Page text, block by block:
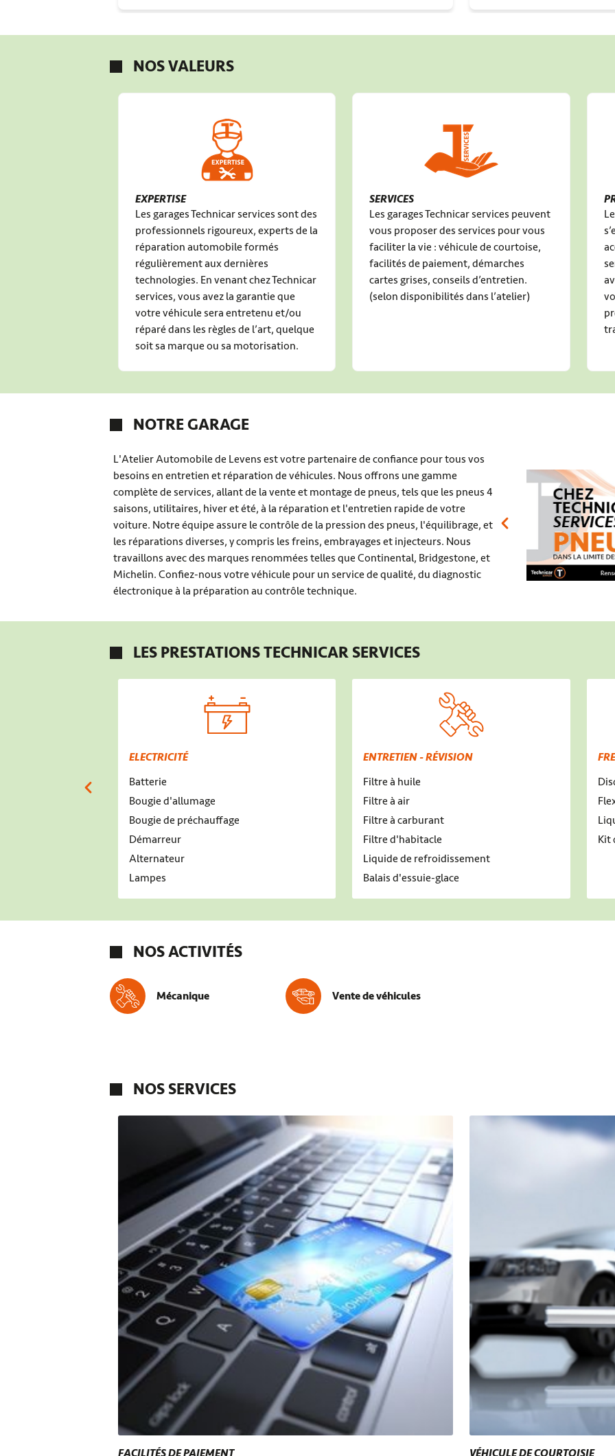
NOS VALEURS
EXPERTISE
Les garages Technicar services sont des
professionnels rigoureux, experts de la
réparation automobile formés
régulièrement aux dernières
technologies. En venant chez Technicar
services, vous avez la garantie que
votre véhicule sera entretenu et/ou
réparé dans les règles de l’art, quelque
soit sa marque ou sa motorisation.
SERVICES
Les garages Technicar services peuvent
vous proposer des services pour vous
faciliter la vie : véhicule de courtoise,
facilités de paiement, démarches
cartes grises, conseils d’entretien.
(selon disponibilités dans l’atelier)
NOTRE GARAGE
L'Atelier Automobile de Levens est votre partenaire de confiance pour tous vos
besoins en entretien et réparation de véhicules. Nous offrons une gamme
complète de services, allant de la vente et montage de pneus, tels que les pneus 4
saisons, utilitaires, hiver et été, à la réparation et l'entretien rapide de votre
voiture. Notre équipe assure le contrôle de la pression des pneus, l'équilibrage, et
les réparations diverses, y compris les freins, embrayages et injecteurs. Nous
travaillons avec des marques renommées telles que Continental, Bridgestone, et
Michelin. Confiez-nous votre véhicule pour un service de qualité, du diagnostic
électronique à la préparation au contrôle technique.
LES PRESTATIONS TECHNICAR SERVICES
ELECTRICITÉ
Batterie
Bougie d'allumage
Bougie de préchauffage
Démarreur
Alternateur
Lampes
ENTRETIEN - RÉVISION
Filtre à huile
Filtre à air
Filtre à carburant
Filtre d'habitacle
Liquide de refroidissement
Balais d'essuie-glace
Kit
NOS ACTIVITÉS
Mécanique Vente de véhicules
NOS SERVICES
FACILITÉS DE PAIEMENT VÉHICULE DE COURTOISIE